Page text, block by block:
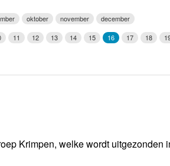
oktober november
december
11 12 13 14 15 16 17 18
Krimpen, welke wordt uitgezonden